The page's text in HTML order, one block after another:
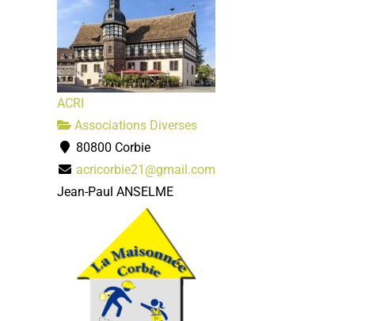
ACRI
Associations Diverses
80800 Corbie
acricorbie21@gmail.com
Jean-Paul ANSELME